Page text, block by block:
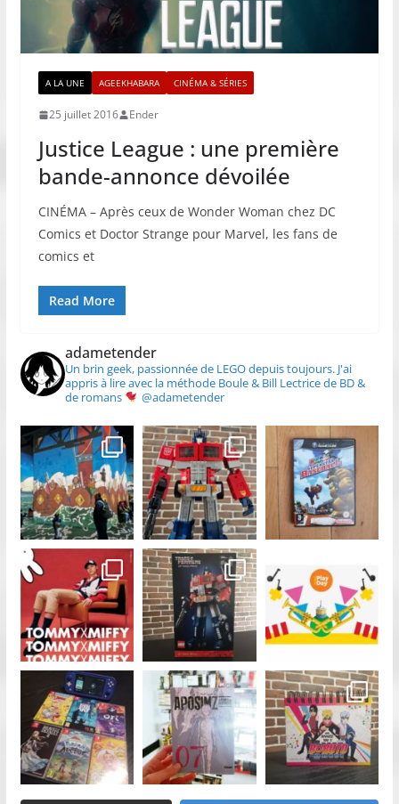
A LA UNE AGEEKHABARA CINÉMA & SÉRIES
25 juillet 2016 Ender
Justice League : une première
bande-annonce dévoilée
CINÉMA – Après ceux de Wonder Woman chez DC
Comics et Doctor Strange pour Marvel, les fans de
comics et
Read More
adametender
Un brin geek, passionnée de LEGO depuis toujours.J'ai
appris à lire avec la méthode Boule & Bill Lectrice de BD &
de romans
@adametender